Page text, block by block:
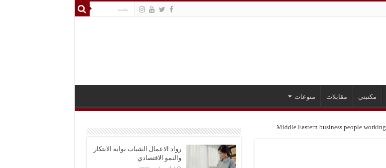
مكتبتي مقابلات منوعات
Middle Eastern business people working
رواد الاعمال الشباب بوابه الابتكار
والنمو الاقتصادي